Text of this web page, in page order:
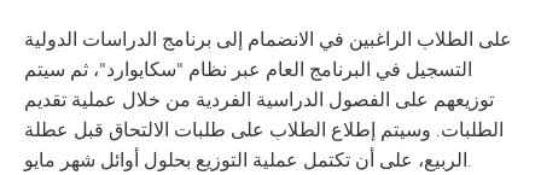
على الطلاب الراغبين في الانضمام إلى برنامج الدراسات الدولية
التسجيل في البرنامج العام عبر نظام "سكايوارد"، ثم سيتم
توزيعهم على الفصول الدراسية الفردية من خلال عملية تقديم
الطلبات. وسيتم إطلاع الطلاب على طلبات الالتحاق قبل عطلة
الربيع، على أن تكتمل عملية التوزيع بحلول أوائل شهر مايو.